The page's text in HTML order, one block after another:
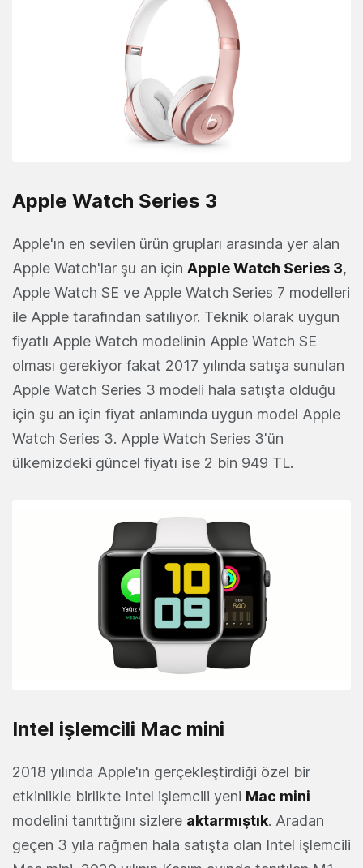
Apple Watch Series 3
Apple'ın en sevilen ürün grupları arasında yer alan
Apple Watch'lar şu an için Apple Watch Series 3,
Apple Watch SE ve Apple Watch Series 7 modelleri
ile Apple tarafından satılıyor. Teknik olarak uygun
fiyatlı Apple Watch modelinin Apple Watch SE
olması gerekiyor fakat 2017 yılında satışa sunulan
Apple Watch Series 3 modeli hala satışta olduğu
için şu an için fiyat anlamında uygun model Apple
Watch Series 3. Apple Watch Series 3'ün
ülkemizdeki güncel fiyatı ise 2 bin 949 TL.
Intel işlemcili Mac mini
2018 yılında Apple'ın gerçekleştirdiği özel bir
etkinlikle birlikte Intel işlemcili yeni Mac mini
modelini tanıttığını sizlere aktarmıştık. Aradan
geçen 3 yıla rağmen hala satışta olan Intel işlemcili